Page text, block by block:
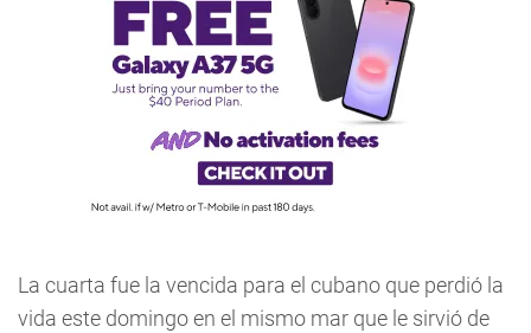
La cuarta fue la vencida para el cubano que perdió la
vida este domingo en el mismo mar que le sirvió de